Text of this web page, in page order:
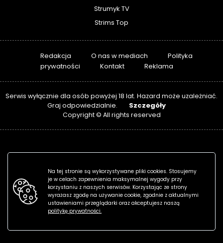
Strumyk TV
Strims Top
Redakcja O nas w mediach
Polityka
prywatności
Kontakt Reklama
Serwis wyłącznie dla osób powyżej 18 lat. Hazard może uzależniać.
Graj odpowiedzialnie.
Szczegóły
Copyright © All rights reserved
Na tej stronie są wykorzystywane pliki cookies. Stosujemy
je w celach zapewnienia maksymalnej wygody przy
korzystaniu z naszych serwisów. Korzystając ze strony
wyrażasz zgodę na używanie cookie, zgodnie z aktualnymi
ustawieniami przeglądarki oraz akceptujesz naszą
politykę prywatności.